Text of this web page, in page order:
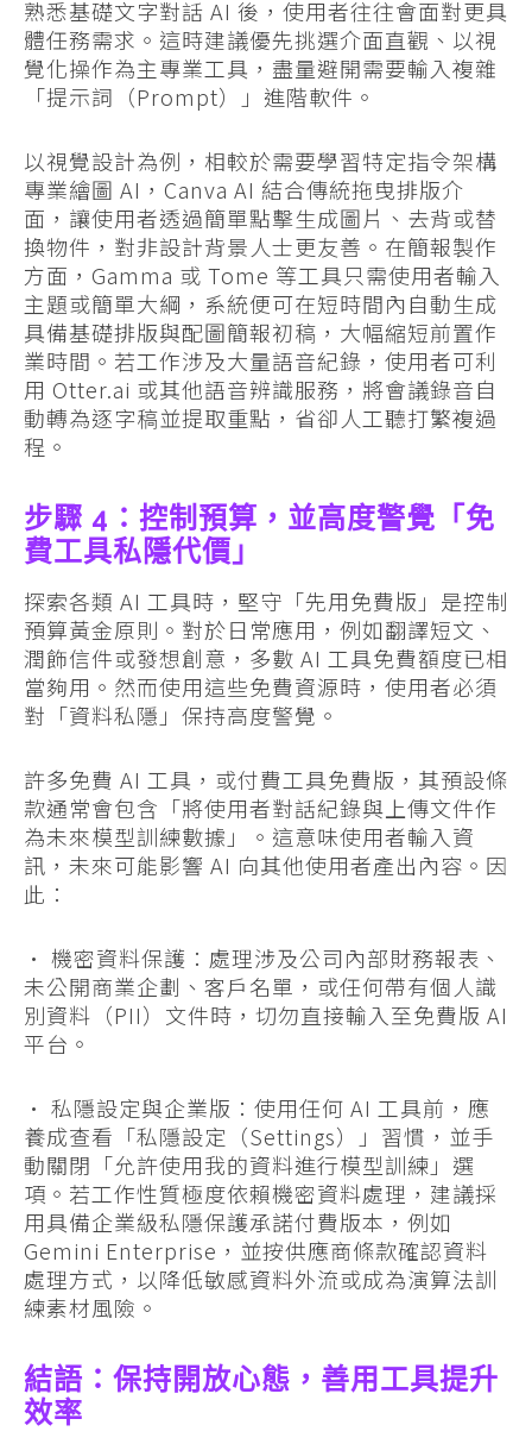
熟悉基礎文字對話 AI 後，使用者往往會面對更具
體任務需求。這時建議優先挑選介面直觀、以視
覺化操作為主專業工具，盡量避開需要輸入複雜
「提示詞（Prompt）」進階軟件。
以視覺設計為例，相較於需要學習特定指令架構
專業繪圖 AI，Canva AI 結合傳統拖曳排版介
面，讓使用者透過簡單點擊生成圖片、去背或替
換物件，對非設計背景人士更友善。在簡報製作
方面，Gamma 或 Tome 等工具只需使用者輸入
主題或簡單大綱，系統便可在短時間內自動生成
具備基礎排版與配圖簡報初稿，大幅縮短前置作
業時間。若工作涉及大量語音紀錄，使用者可利
用 Otter.ai 或其他語音辨識服務，將會議錄音自
動轉為逐字稿並提取重點，省卻人工聽打繁複過
程。
步驟 4：控制預算，並高度警覺「免
費工具私隱代價」
探索各類 AI 工具時，堅守「先用免費版」是控制
預算黃金原則。對於日常應用，例如翻譯短文、
潤飾信件或發想創意，多數 AI 工具免費額度已相
當夠用。然而使用這些免費資源時，使用者必須
對「資料私隱」保持高度警覺。
許多免費 AI 工具，或付費工具免費版，其預設條
款通常會包含「將使用者對話紀錄與上傳文件作
為未來模型訓練數據」。這意味使用者輸入資
訊，未來可能影響 AI 向其他使用者產出內容。因
此：
• 機密資料保護：處理涉及公司內部財務報表、
未公開商業企劃、客戶名單，或任何帶有個人識
別資料（PII）文件時，切勿直接輸入至免費版 AI
平台。
• 私隱設定與企業版：使用任何 AI 工具前，應
養成查看「私隱設定（Settings）」習慣，並手
動關閉「允許使用我的資料進行模型訓練」選
項。若工作性質極度依賴機密資料處理，建議採
用具備企業級私隱保護承諾付費版本，例如
Gemini Enterprise，並按供應商條款確認資料
處理方式，以降低敏感資料外流或成為演算法訓
練素材風險。
結語：保持開放心態，善用工具提升
效率